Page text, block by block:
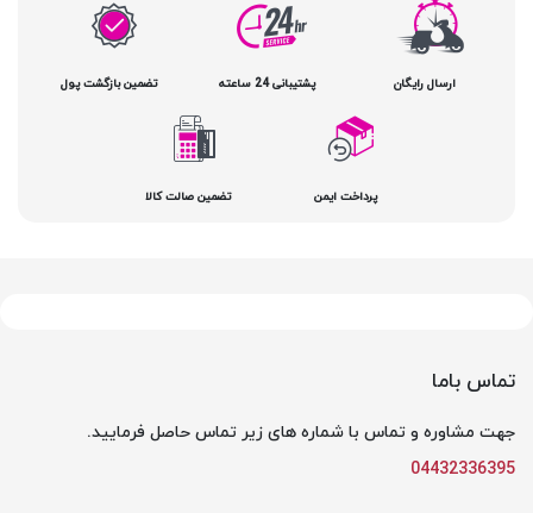
ارسال رایگان پشتیبانی 24 ساعته تضمین بازگشت پول
پرداخت ایمن تضمین صالت کالا
تماس باما
جهت مشاوره و تماس با شماره های زیر تماس حاصل فرمایید.
04432336395